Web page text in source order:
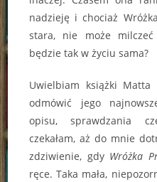
nadzieję i chociaż
stara, nie może milczeć
będzie tak w życiu sama?
Uwielbiam książki
odmówić jego
opisu, sprawdzania
czekałam, aż do mnie
zdziwienie, gdy Wróżka
ręce. Taka mała,